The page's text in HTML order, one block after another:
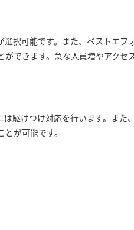
択可能です。また、ベストエフ
できます。急な人員増やアクセ
駆けつけ対応を行います。また
が可能です。